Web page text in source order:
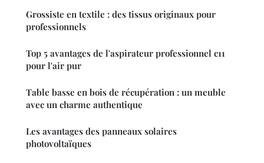
Grossiste en textile : des tissus originaux pour
professionnels
Top 5 avantages de l'aspirateur professionnel c11
pour l'air pur
Table basse en bois de récupération : un meuble
avec un charme authentique
Les avantages des panneaux solaires
photovoltaïques